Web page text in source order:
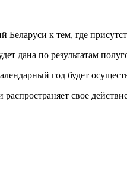
к тем, где
дана по результатам
год будет
свое